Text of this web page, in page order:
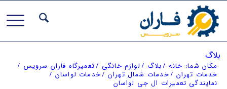
بلاگ
مکان شما: خانه /بلاگ / لوازم خانگی /تعمیرگاه فاران سرویس /
خدمات تهران /خدمات شمال تهران /خدمات لواسان /
نمایندگی تعمیرات ال جی لواسان